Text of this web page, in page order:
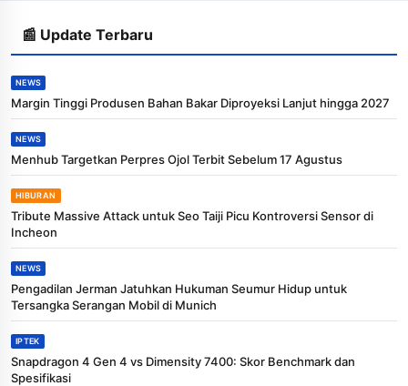
📰 Update Terbaru
NEWS
Margin Tinggi Produsen Bahan Bakar Diproyeksi Lanjut hingga 2027
NEWS
Menhub Targetkan Perpres Ojol Terbit Sebelum 17 Agustus
HIBURAN
Tribute Massive Attack untuk Seo Taiji Picu Kontroversi Sensor di
Incheon
NEWS
Pengadilan Jerman Jatuhkan Hukuman Seumur Hidup untuk
Tersangka Serangan Mobil di Munich
IPTEK
Snapdragon 4 Gen 4 vs Dimensity 7400: Skor Benchmark dan
Spesifikasi